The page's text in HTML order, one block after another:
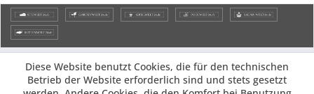
Diese Website benutzt Cookies, die für den technischen
Betrieb der Website erforderlich sind und stets gesetzt